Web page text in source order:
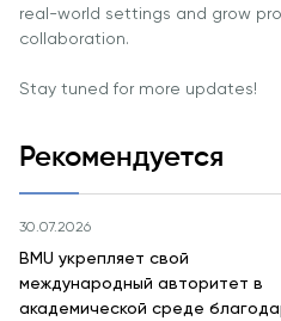
Dream
Подать
принять
конкурсе
real-world settings and grow
collaboration.
Stay tuned for more updates!
Рекомендуется
30.07.2026
BMU укрепляет свой
международный авторитет в
академической среде